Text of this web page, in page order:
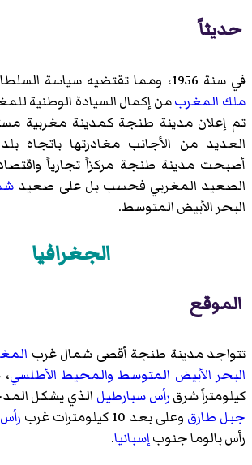
حديثاً
في سنة 1956، ومما تقتضيه سياسة السلطان
ملك المغربمن إكمال السيادة الوطنية
تم إعلان مدينة طنجة كمدينة مغربية
العديد من الأجانب مغادرتها باتجاه
أصبحت مدينة طنجة مركزاً تجارياً
الصعيد المغربي فحسب بل على صعيد
البحر الأبيض المتوسط.
الجغرافيا
الموقع
تتواجد مدينة طنجة أقصى شمال غرب
البحر الأبيض المتوسط والمحيط الأطلسي
كيلومتراً شرقرأس سبارطيل الذي يشكل
جبل طارق وعلى بعد 10 كيلومترات غرب
رأس بالوما جنوبإسبانيا.